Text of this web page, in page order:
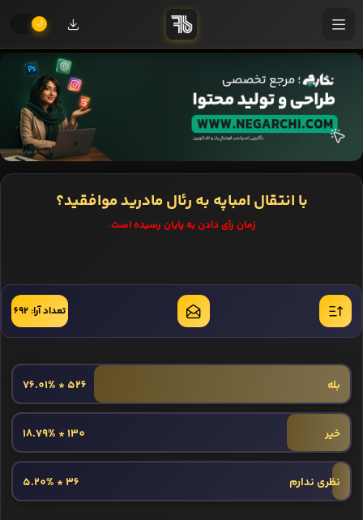
با انتقال امباپه به رئال مادرید موافقید؟
زمان رأی دادن به پایان رسیده است.
تعداد آرا: 692
بله 526 * 76.01%
خیر 130 * 18.79%
نظری ندارم 36 * 5.20%